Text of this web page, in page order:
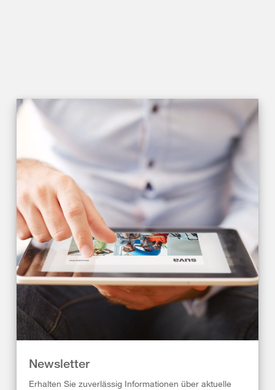
Newsletter
Erhalten Sie zuverlässig Informationen über aktuelle